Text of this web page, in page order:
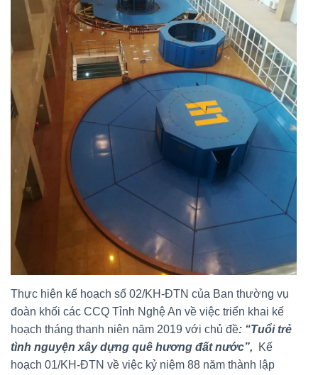
Thực hiện kế hoạch số 02/KH-ĐTN của Ban thường vụ
đoàn khối các CCQ Tỉnh Nghệ An về việc triển khai kế
hoạch tháng thanh niên năm 2019 với chủ đề: “Tuổi trẻ
tình nguyện xây dựng quê hương đất nước”,
Kế
hoạch 01/KH-ĐTN về việc kỷ niệm 88 năm thành lập